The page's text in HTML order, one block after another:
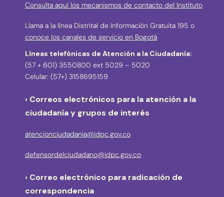
Consulta aquí los mecanismos de contacto del Instituto
Llama a la línea Distrital de Información Gratuita 195 o
conoce los canales de servicio en Bogotá
Líneas telefónicas de Atención a la Ciudadanía:
(57 + 601) 3550800 ext 5029 – 5020
Celular: (57+) 3158695159
› Correos electrónicos para la atención a la
ciudadanía y grupos de interés
atencionciudadania@idpc.gov.co
defensordelciudadano@idpc.gov.co
› Correo electrónico para radicación de
correspondencia